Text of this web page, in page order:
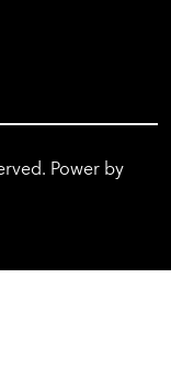
Power by